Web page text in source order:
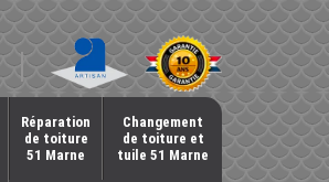
Réparation
de toiture
51 Marne
Changement
de toiture et
tuile 51 Marne